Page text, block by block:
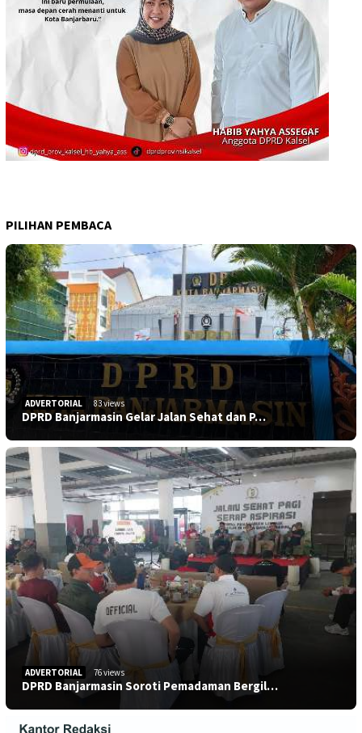
PILIHAN PEMBACA
ADVERTORIAL 83 views
DPRD Banjarmasin Gelar Jalan Sehat dan P…
ADVERTORIAL 76 views
DPRD Banjarmasin Soroti Pemadaman Bergil…